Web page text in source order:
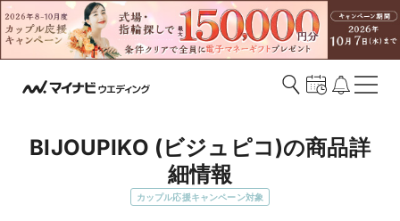
BIJOUPIKO (ビジュピコ)の商品詳
細情報
カップル応援キャンペーン対象